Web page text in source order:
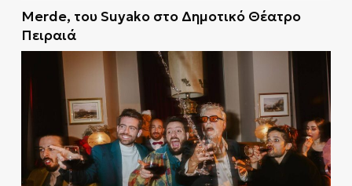
Merde, του Suyako στο Δημοτικό Θέατρο
Πειραιά